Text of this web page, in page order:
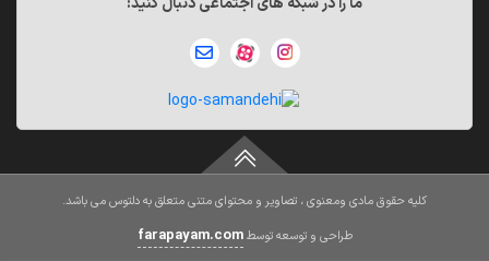
کلیه حقوق مادی ومعنوی ، تصاویر و محتوای متنی متعلق به دلتوس می باشد.
طراحی و توسعه توسطfarapayam.com